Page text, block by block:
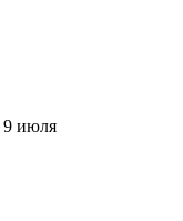
9 июля